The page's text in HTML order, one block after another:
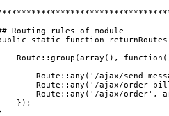
<center>
</center>
</div>
<div class="final">
<div class="text">Ваша
</div>
Routing rules of module
static function
Route::group(array(),
Route::any('/ajax/send-
Route::any('/ajax/order-
Route::any('/ajax/order',
});